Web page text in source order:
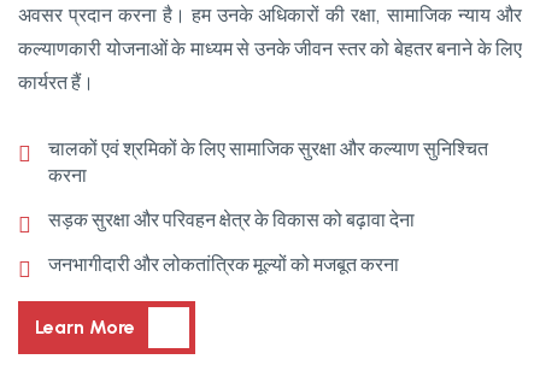
अवसर प्रदान करना है। हम उनके अधिकारों की रक्षा, सामाजिक न्याय और
कल्याणकारी योजनाओं के माध्यम से उनके जीवन स्तर को बेहतर बनाने के लिए
कार्यरत हैं।
चालकों एवं श्रमिकों के लिए सामाजिक सुरक्षा और कल्याण सुनिश्चित
करना
सड़क सुरक्षा और परिवहन क्षेत्र के विकास को बढ़ावा देना
जनभागीदारी और लोकतांत्रिक मूल्यों को मजबूत करना
Learn More